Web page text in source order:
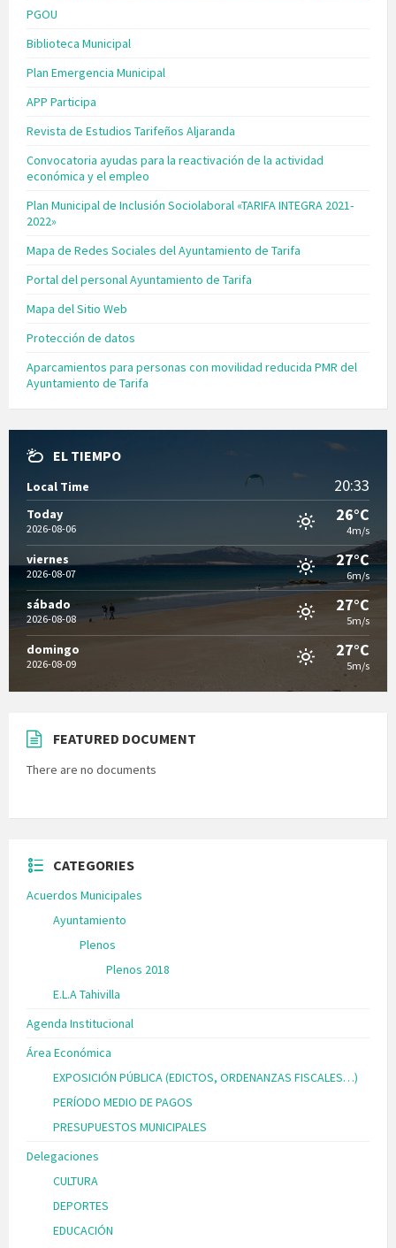
PGOU
Biblioteca Municipal
Plan Emergencia Municipal
APP Participa
Revista de Estudios Tarifeños Aljaranda
Convocatoria ayudas para la reactivación de la actividad
económica y el empleo
Plan Municipal de Inclusión Sociolaboral «TARIFA INTEGRA 2021-
2022»
Mapa de Redes Sociales del Ayuntamiento de Tarifa
Portal del personal Ayuntamiento de Tarifa
Mapa del Sitio Web
Protección de datos
Aparcamientos para personas con movilidad reducida PMR del
Ayuntamiento de Tarifa
EL TIEMPO
Local Time 20:33
Today
2026-08-06
26°C
4m/s
viernes
2026-08-07
27°C
6m/s
sábado
2026-08-08
27°C
5m/s
domingo
2026-08-09
27°C
5m/s
FEATURED DOCUMENT
There are no documents
CATEGORIES
Acuerdos Municipales
Ayuntamiento
Plenos
Plenos 2018
E.L.A Tahivilla
Agenda Institucional
Área Económica
EXPOSICIÓN PÚBLICA (EDICTOS, ORDENANZAS FISCALES…)
PERÍODO MEDIO DE PAGOS
PRESUPUESTOS MUNICIPALES
Delegaciones
CULTURA
DEPORTES
EDUCACIÓN